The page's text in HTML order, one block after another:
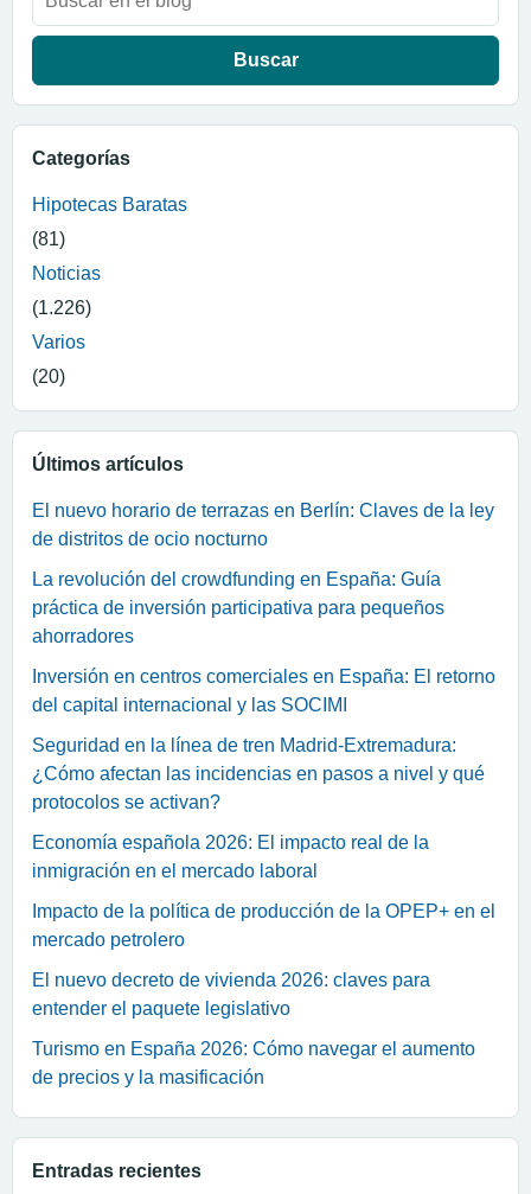
Categorías
Hipotecas Baratas
(81)
Noticias
(1.226)
Varios
(20)
Últimos artículos
El nuevo horario de terrazas en Berlín: Claves de la ley
de distritos de ocio nocturno
La revolución del crowdfunding en España: Guía
práctica de inversión participativa para pequeños
ahorradores
Inversión en centros comerciales en España: El retorno
del capital internacional y las SOCIMI
Seguridad en la línea de tren Madrid-Extremadura:
¿Cómo afectan las incidencias en pasos a nivel y qué
protocolos se activan?
Economía española 2026: El impacto real de la
inmigración en el mercado laboral
Impacto de la política de producción de la OPEP+ en el
mercado petrolero
El nuevo decreto de vivienda 2026: claves para
entender el paquete legislativo
Turismo en España 2026: Cómo navegar el aumento
de precios y la masificación
Entradas recientes